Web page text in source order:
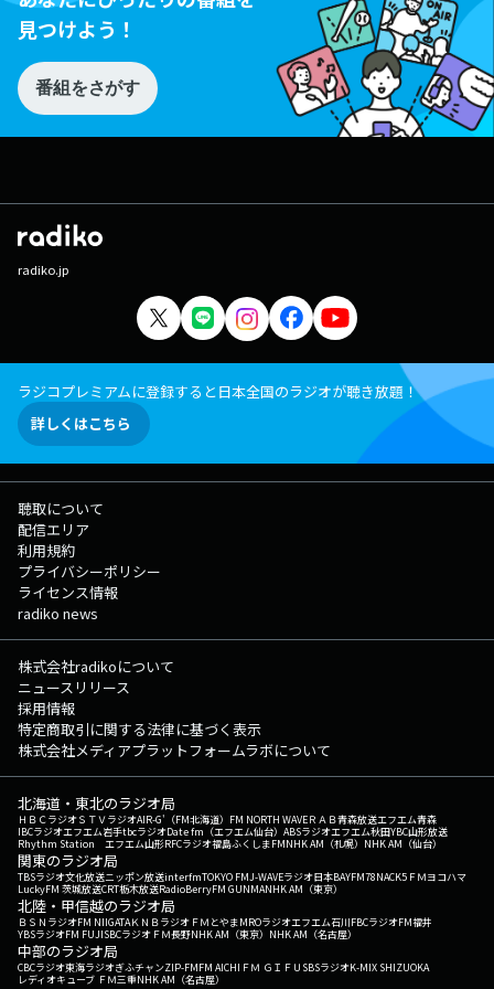
見つけよう！
番組をさがす
radiko.jp
ラジコプレミアムに登録すると日本全国のラジオが聴き放題！
詳しくはこちら
聴取について
配信エリア
利用規約
プライバシーポリシー
ライセンス情報
radiko news
株式会社radikoについて
ニュースリリース
採用情報
特定商取引に関する法律に基づく表示
株式会社メディアプラットフォームラボについて
北海道・東北のラジオ局
ＨＢＣラジオＳＴＶラジオAIR-G'（FM北海道） FM NORTH WAVEＲＡＢ青森放送エフエム青森
IBCラジオエフエム岩手tbcラジオDate fm（エフエム仙台） ABSラジオエフエム秋田YBC山形放送
Rhythm Station エフエム山形RFCラジオ福島ふくしまFMNHK AM（札幌） NHK AM（仙台）
関東のラジオ局
TBSラジオ文化放送ニッポン放送interfmTOKYO FMJ-WAVEラジオ日本BAYFM78NACK5 ＦＭヨコハマ
LuckyFM 茨城放送CRT栃木放送RadioBerryFM GUNMANHK AM（東京）
北陸・甲信越のラジオ局
ＢＳＮラジオFM NIIGATAＫＮＢラジオ ＦＭとやまMROラジオエフエム石川FBCラジオFM福井
YBSラジオFM FUJISBCラジオ ＦＭ長野NHK AM（東京） NHK AM（名古屋）
中部のラジオ局
CBCラジオ東海ラジオぎふチャンZIP-FMFM AICHI ＦＭ ＧＩＦＵ SBSラジオK-MIX SHIZUOKA
レディオキューブ ＦＭ三重NHK AM（名古屋）